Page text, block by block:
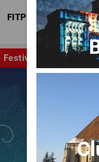
FITPTI
Festival